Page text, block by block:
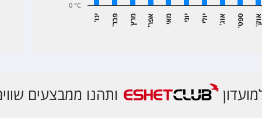
'
י
נ
ו
'
פ
ב
ר מרץ
'
א
פ
ר מאי יוני יולי
'
א
ו
ג
'
ס
פ
ט '
א
ו
ק
0 °C
ותהנו ממבצעים